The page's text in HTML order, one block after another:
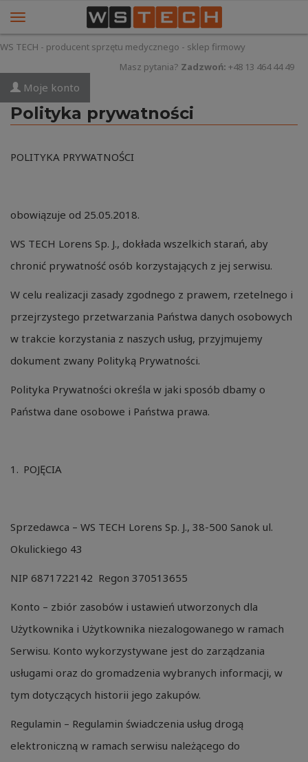
WS TECH - producent sprzętu medycznego - sklep firmowy
Masz pytania? Zadzwoń: +48 13 464 44 49
Moje konto
Polityka prywatności
POLITYKA PRYWATNOŚCI
obowiązuje od 25.05.2018.
WS TECH Lorens Sp. J., dokłada wszelkich starań, aby
chronić prywatność osób korzystających z jej serwisu.
W celu realizacji zasady zgodnego z prawem, rzetelnego i
przejrzystego przetwarzania Państwa danych osobowych
w trakcie korzystania z naszych usług, przyjmujemy
dokument zwany Polityką Prywatności.
Polityka Prywatności określa w jaki sposób dbamy o
Państwa dane osobowe i Państwa prawa.
POJĘCIA
Sprzedawca – WS TECH Lorens Sp. J., 38-500 Sanok ul.
Okulickiego 43
NIP 6871722142 Regon 370513655
Konto – zbiór zasobów i ustawień utworzonych dla
Użytkownika i Użytkownika niezalogowanego w ramach
Serwisu. Konto wykorzystywane jest do zarządzania
usługami oraz do gromadzenia wybranych informacji, w
tym dotyczących historii jego zakupów.
Regulamin – Regulamin świadczenia usług drogą
elektroniczną w ramach serwisu należącego do